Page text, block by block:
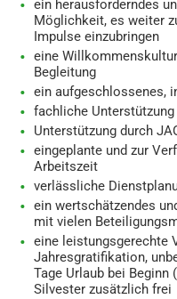
ein herausforderndes
Möglichkeit, es weiter
Impulse einzubringen
eine
Begleitung
ein aufgeschlossenes,
fachliche
Unterstützung durch
eingeplante und zur
Arbeitszeit
verlässliche
ein wertschätzendes
mit vielen
eine leistungsgerechte
Jahresgratifikation,
Tage Urlaub bei Beginn
Silvester zusätzlich frei